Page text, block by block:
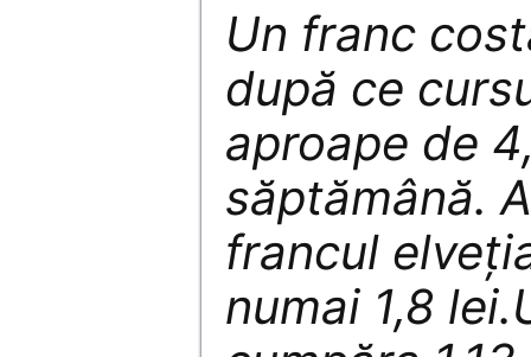
Un franc
după ce
aproape de
săptămână.
francul
numai 1,8